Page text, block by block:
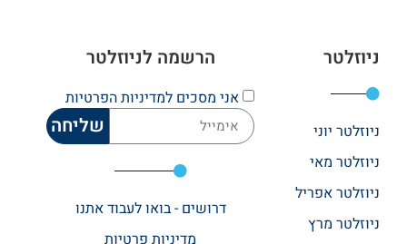
ניוזלטר
ניוזלטר יוני
ניוזלטר מאי
ניוזלטר אפריל
ניוזלטר מרץ
הרשמה לניוזלטר
אני מסכים למדיניות הפרטיות
שליחה
דרושים - בואו לעבוד אתנו